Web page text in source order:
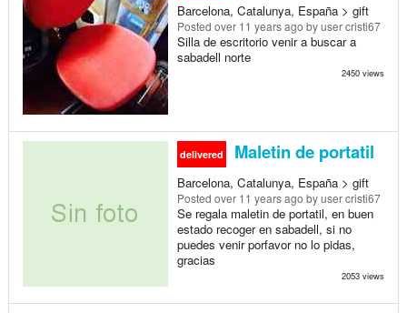
Barcelona, Catalunya, España > gift
Posted over 11 years ago by user cristi67
Silla de escritorio venir a buscar a
sabadell norte
2450 views
delivered Maletin de portatil
Barcelona, Catalunya, España > gift
Posted over 11 years ago by user cristi67
Se regala maletin de portatil, en buen
estado recoger en sabadell, si no
puedes venir porfavor no lo pidas,
gracias
2053 views